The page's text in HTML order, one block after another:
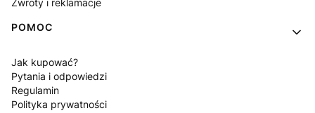
Zwroty i reklamacje
POMOC
Jak kupować?
Pytania i odpowiedzi
Regulamin
Polityka prywatności